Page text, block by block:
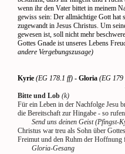
wenn ihr den Vater bittet in meinem
gewiss sein: Der allmächtige Gott hat
zugewandt in Jesus Christus. Um
gewesen ist, soll nicht mehr
Gottes Gnade ist unseres Lebens
andere Vergebungszusage)
Kyrie (EG 178.1 ff) - Gloria (EG 179
Bitte und Lob (k)
Für ein Leben in der Nachfolge Jesu
die Bereitschaft zur Hingabe - so
Send uns deinen Geist (Pfingst-
Christus war treu als Sohn über
Freimut und den Ruhm der Hoffnung
Gloria-Gesang